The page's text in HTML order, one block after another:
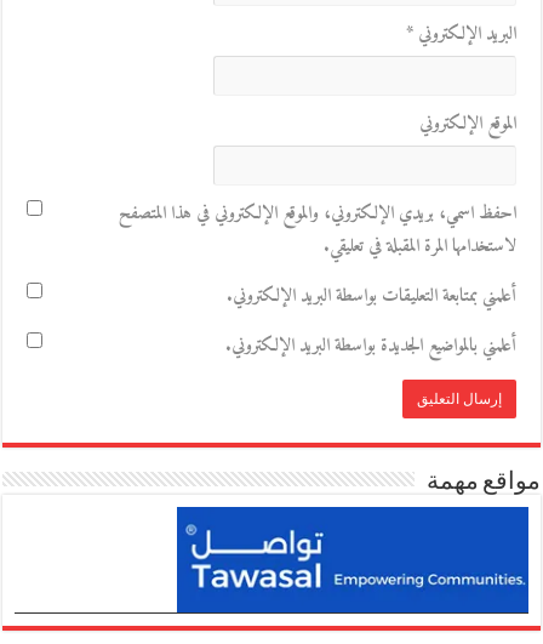
البريد الإلكتروني*
الموقع الإلكتروني
احفظ اسمي، بريدي الإلكتروني، والموقع الإلكتروني في هذا المتصفح
لاستخدامها المرة المقبلة في تعليقي.
أعلمني بمتابعة التعليقات بواسطة البريد الإلكتروني.
أعلمني بالمواضيع الجديدة بواسطة البريد الإلكتروني.
مواقع مهمة